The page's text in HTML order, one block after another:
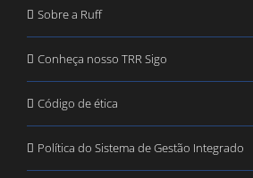
Sobre a Ruff
Conheça nosso TRR Sigo
Código de ética
Política do Sistema de Gestão Integrado